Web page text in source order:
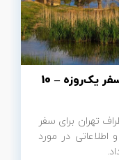
بهترین مقاصد اطراف تهران برای سفر یک‌روزه – 10
اطراف تهران برای سفر
اطلاعاتی در مورد